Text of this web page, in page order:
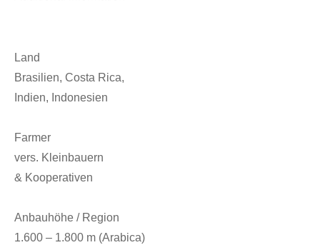
Land
Brasilien, Costa Rica,
Indien, Indonesien
Farmer
vers. Kleinbauern
& Kooperativen
Anbauhöhe / Region
1.600 – 1.800 m (Arabica)